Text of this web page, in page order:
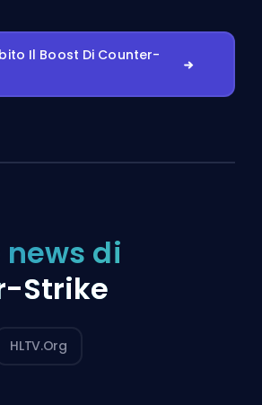
Il Boost Di Counter-
news di
Strike
HLTV.org